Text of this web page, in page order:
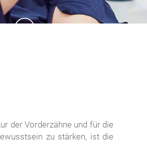
der Vorderzähne und für die
zu stärken, ist die